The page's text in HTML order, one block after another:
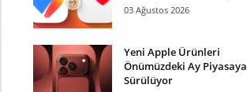
03 Ağustos 2026
Yeni Apple Ürünleri
Önümüzdeki Ay Piyasaya
Sürülüyor